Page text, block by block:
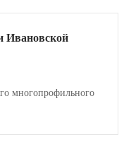
Ивановской
многопрофильного